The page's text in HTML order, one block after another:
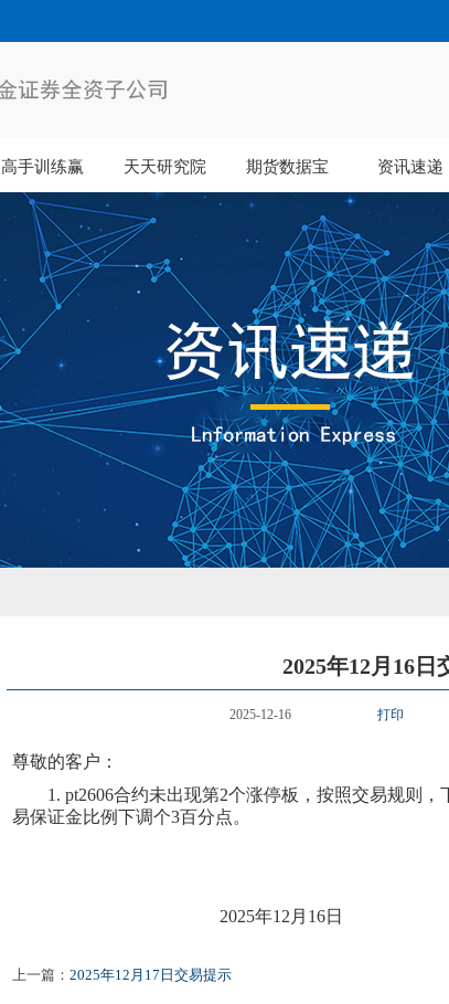
高手训练赢 天天研究院 期货数据宝 资讯速递
2025年12月16日
2025-12-16 打印
尊敬的客户：
1. pt2606合约未出现第2个涨停板，按照交易规则，
易保证金比例下调个3百分点。
2025年12 月 16日
上一篇： 2025年12月17日交易提示